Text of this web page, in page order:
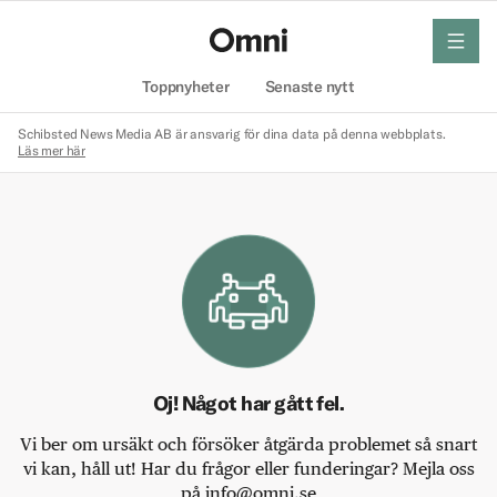
Toppnyheter Senaste nytt
meny
Schibsted News Media AB är ansvarig för dina data på denna webbplats.
Läs mer här
Oj! Något har gått fel.
Vi ber om ursäkt och försöker åtgärda problemet så snart
vi kan, håll ut! Har du frågor eller funderingar? Mejla oss